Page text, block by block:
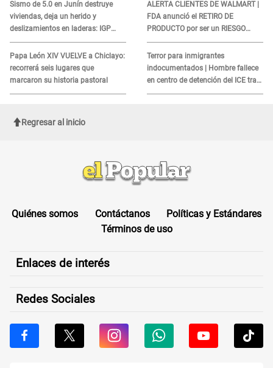
Sismo de 5.0 en Junín destruye
viviendas, deja un herido y
deslizamientos en laderas: IGP
alerta sobre posibles réplicas
Papa León XIV VUELVE a Chiclayo:
recorrerá seis lugares que
marcaron su historia pastoral
ALERTA CLIENTES DE WALMART |
FDA anunció el RETIRO DE
PRODUCTO por ser un RIESGO
MORTAL para consumidores: ¿Cuál
es?
Terror para inmigrantes
indocumentados | Hombre fallece
en centro de detención del ICE tras
sufrir una "emergencia médica"
Regresar al inicio
Quiénes somos Contáctanos
Políticas y Estándares
Términos de uso
Enlaces de interés
Redes Sociales